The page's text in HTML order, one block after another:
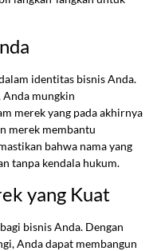
identitas bisnis Anda.
Anda mungkin
merek yang pada akhirnya
merek membantu
bahwa nama yang
tanpa kendala hukum.
yang Kuat
bisnis Anda. Dengan
Anda dapat membangun